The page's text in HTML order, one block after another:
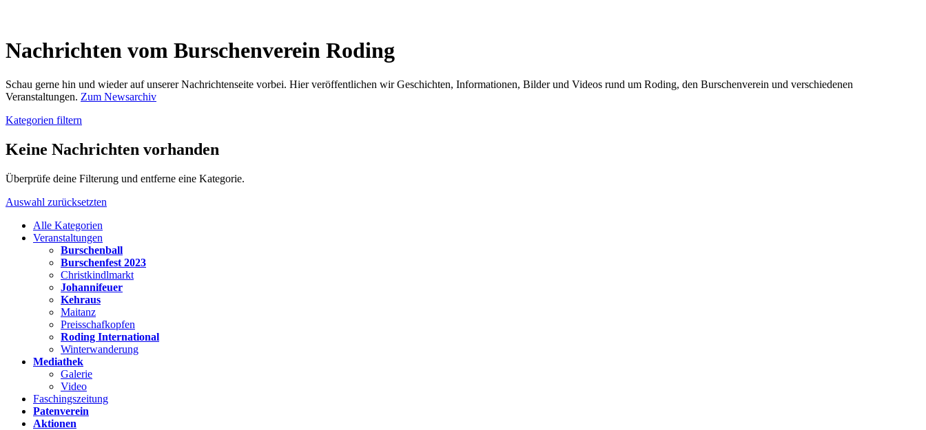
Nachrichten vom Burschenverein Roding
Schau gerne hin und wieder auf unserer Nachrichtenseite vorbei. Hier veröffentlichen wir Geschichten, Informationen, Bilder und Videos rund um Roding, den Burschenverein und verschiedenen
Veranstaltungen. Zum Newsarchiv
Kategorien filtern
Keine Nachrichten vorhanden
Überprüfe deine Filterung und entferne eine Kategorie.
Auswahl zurücksetzten
Alle Kategorien
Veranstaltungen
Burschenball
Burschenfest 2023
Christkindlmarkt
Johannifeuer
Kehraus
Maitanz
Preisschafkopfen
Roding International
Winterwanderung
Mediathek
Galerie
Video
Faschingszeitung
Patenverein
Aktionen